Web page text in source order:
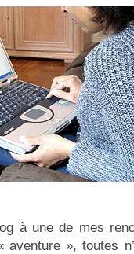
à une de mes
», toutes